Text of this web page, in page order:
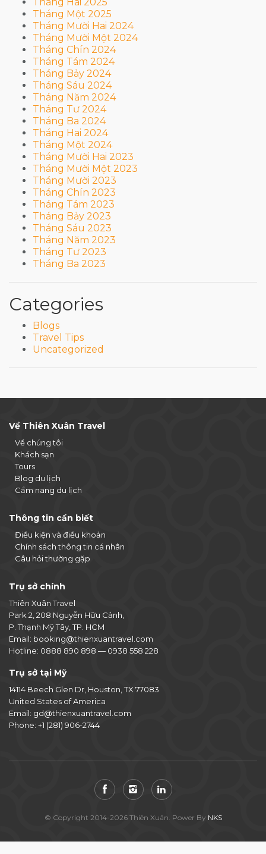
Tháng Một 2025
Tháng Mười Hai 2024
Tháng Mười Một 2024
Tháng Chín 2024
Tháng Tám 2024
Tháng Bảy 2024
Tháng Sáu 2024
Tháng Năm 2024
Tháng Tư 2024
Tháng Ba 2024
Tháng Hai 2024
Tháng Một 2024
Tháng Mười Hai 2023
Tháng Mười Một 2023
Tháng Mười 2023
Tháng Chín 2023
Tháng Tám 2023
Tháng Bảy 2023
Tháng Sáu 2023
Tháng Năm 2023
Tháng Tư 2023
Tháng Ba 2023
Categories
Blogs
Travel Tips
Uncategorized
Về Thiên Xuân Travel
Về chúng tôi
Khách sạn
Tours
Blog du lịch
Cẩm nang du lịch
Thông tin cần biết
Điều kiện và điều khoản
Chính sách thông tin cá nhân
Câu hỏi thường gặp
Trụ sở chính
Thiên Xuân Travel
Park 2, 208 Nguyễn Hữu Cảnh,
P. Thạnh Mỹ Tây, TP. HCM
Email: booking@thienxuantravel.com
Hotline: 0888 890 898 — 0938 558 228
Trụ sở tại Mỹ
14114 Beech Glen Dr, Houston, TX 77083
United States of America
Email: gd@thienxuantravel.com
Phone: +1 (281) 906-2744
© Copyright 2014-2026 Thiên Xuân. Power By NKS